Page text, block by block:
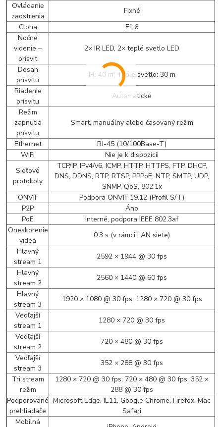
Ovládanie
zaostrenia
Fixné
Clona
F1.6
Nočné
videnie –
prísvit
2× IR LED, 2× teplé svetlo LED
Dosah
prísvitu
IR: 40 m; Teplé svetlo: 30 m
Riadenie
prísvitu
Automatické
Režim
zapnutia
prísvitu
Smart, manuálny alebo časovaný režim
Ethernet
RJ-45 (10/100Base-T)
WiFi
Nie je k dispozícii
Sieťové
protokoly
TCP/IP, IPv4/v6, ICMP, HTTP, HTTPS, FTP, DHCP,
DNS, DDNS, RTP, RTSP, PPPoE, NTP, SMTP, UDP,
SNMP, QoS, 802.1x
ONVIF
Podpora ONVIF 19.12 (Profil S/T)
P2P
Áno
PoE
Interné, podpora IEEE 802.3af
Oneskorenie
videa
0.3 s (v rámci LAN siete)
Hlavný
stream 1
2592 × 1944 @ 30 fps
Hlavný
stream 2
2560 × 1440 @ 60 fps
Hlavný
stream 3
1920 × 1080 @ 30 fps; 1280 × 720 @ 30 fps
Vedľajší
stream 1
1280 × 720 @ 30 fps
Vedľajší
stream 2
720 × 480 @ 30 fps
Vedľajší
stream 3
352 × 288 @ 30 fps
Tri stream
režim
1280 × 720 @ 30 fps; 720 × 480 @ 30 fps; 352 ×
288 @ 30 fps
Podporované
prehliadače
Microsoft Edge, IE11, Google Chrome, Firefox, Mac
Safari
Mobilná